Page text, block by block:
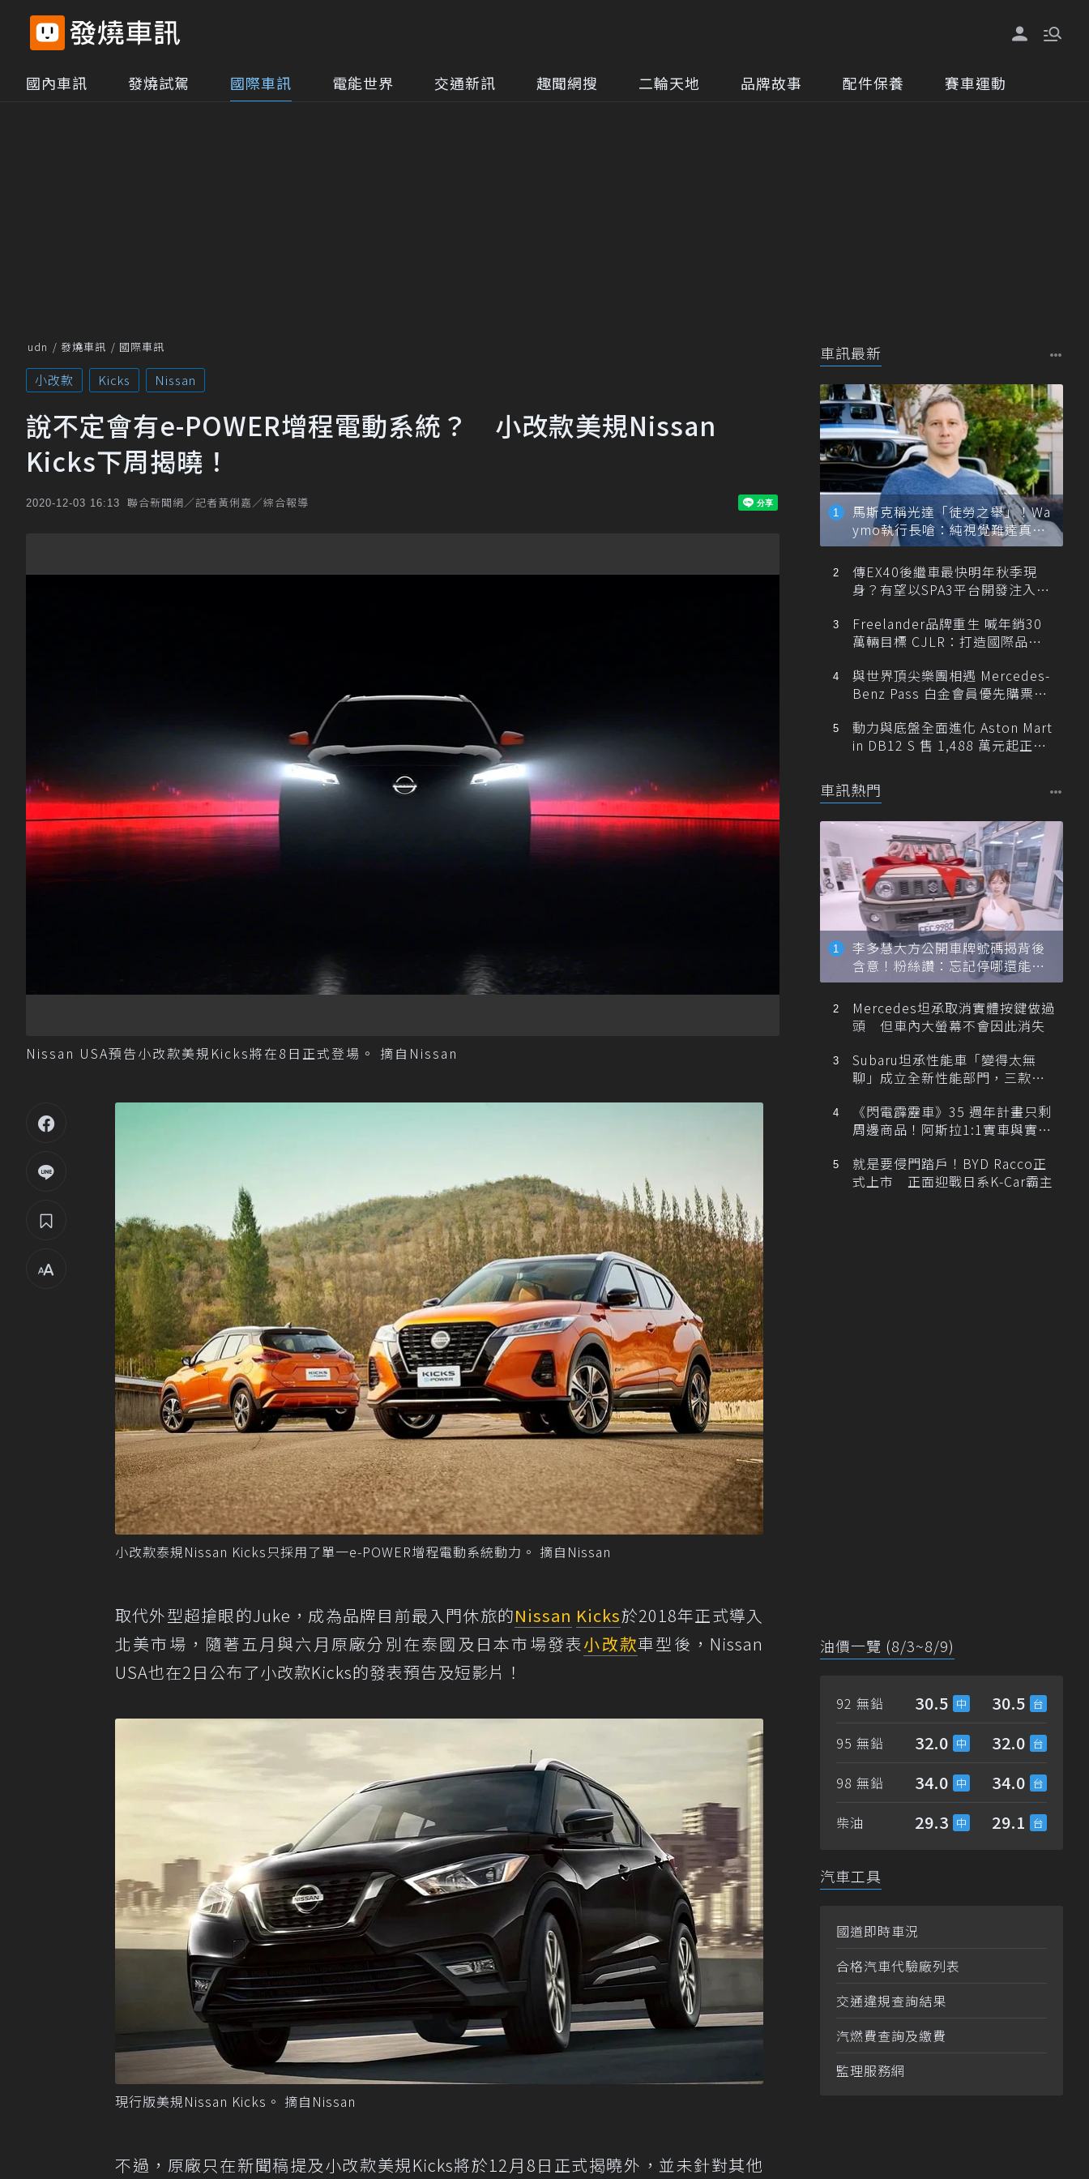
國內車訊 發燒試駕 國際車訊 電能世界 交通新訊 趣聞網搜 二輪天地 品牌故事 配件保養 賽車運動
udn 發燒車訊 國際車訊
小改款 Kicks Nissan
說不定會有e-POWER增程電動系統？ 小改款美規Nissan
Kicks下周揭曉！
2020-12-03 16:13 聯合新聞網／記者黃俐嘉／綜合報導
Nissan USA預告小改款美規Kicks將在8日正式登場。 摘自Nissan
小改款泰規Nissan Kicks只採用了單一e-POWER增程電動系統動力。 摘自Nissan
取代外型超搶眼的Juke，成為品牌目前最入門休旅的Nissan Kicks於2018年正式導入
北美市場，隨著五月與六月原廠分別在泰國及日本市場發表小改款車型後，Nissan
USA也在2日公布了小改款Kicks的發表預告及短影片！
現行版美規Nissan Kicks。 摘自Nissan
不過，原廠只在新聞稿提及小改款美規Kicks將於12月8日正式揭曉外，並未針對其他
車訊最新
馬斯克稱光達「徒勞之舉」！Wa
ymo執行長嗆：純視覺難達真正
自動駕駛
傳EX40後繼車最快明年秋季現
身？有望以SPA3平台開發注入80
Freelander品牌重生 喊年銷30
萬輛目標 CJLR：打造國際品牌
與世界頂尖樂團相遇 Mercedes-
Benz Pass 白金會員優先購票維
動力與底盤全面進化 Aston Mart
in DB12 S 售 1,488 萬元起正式
車訊熱門
李多慧大方公開車牌號碼揭背後
含意！粉絲讚：忘記停哪還能幫
忙找車
Mercedes坦承取消實體按鍵做過
頭 但車內大螢幕不會因此消失
Subaru坦承性能車「變得太無
聊」成立全新性能部門，三款手
《閃電霹靂車》35 週年計畫只剩
周邊商品！阿斯拉1:1實車與實體
就是要侵門踏戶！BYD Racco正
式上市 正面迎戰日系K-Car霸主
油價一覽 (8/3~8/9)
92 無鉛 30.5 30.5
95 無鉛 32.0 32.0
98 無鉛 34.0 34.0
柴油 29.3 29.1
汽車工具
國道即時車況
合格汽車代驗廠列表
交通違規查詢結果
汽燃費查詢及繳費
監理服務網